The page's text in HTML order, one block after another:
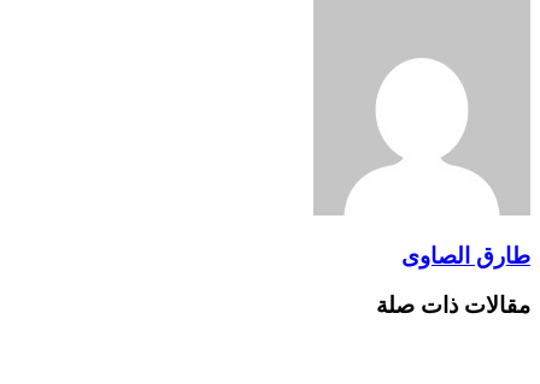
طارق الصاوى
مقالات ذات صلة